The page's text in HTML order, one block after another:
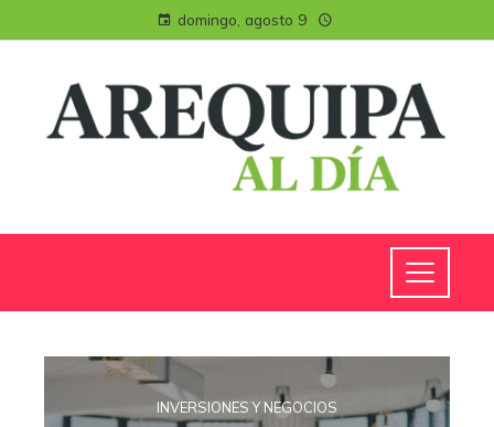
domingo, agosto 9
INVERSIONES Y NEGOCIOS